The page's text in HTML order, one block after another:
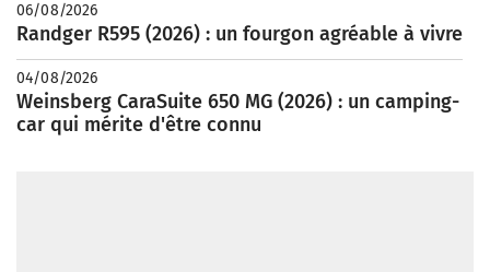
06/08/2026
Randger R595 (2026) : un fourgon agréable à vivre
04/08/2026
Weinsberg CaraSuite 650 MG (2026) : un camping-
car qui mérite d'être connu